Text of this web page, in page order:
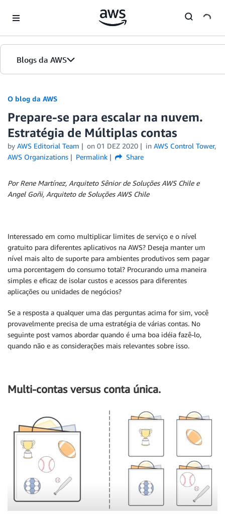
Blogs da AWS
Página inicial
Edições
O blog da AWS
Prepare-se para escalar na nuvem.
Estratégia de Múltiplas contas
by AWS Editorial Team on 01 DEZ 2020 in AWS Control Tower,
AWS Organizations
Permalink Share
Por Rene Martínez, Arquiteto Sênior de Soluções AWS Chile e
Angel Goñi, Arquiteto de Soluções AWS Chile
Interessado em como multiplicar limites de serviço e o nível
gratuito para diferentes aplicativos na AWS? Deseja manter um
nível mais alto de suporte para ambientes produtivos sem pagar
uma porcentagem do consumo total? Procurando uma maneira
simples e eficaz de isolar custos e acessos para diferentes
aplicações ou unidades de negócios?
Se a resposta a qualquer uma das perguntas acima for sim, você
provavelmente precisa de uma estratégia de várias contas. No
seguinte post vamos abordar quando é uma boa idéia fazê-lo,
quando não e as considerações mais relevantes sobre isso.
Multi-contas versus conta única.